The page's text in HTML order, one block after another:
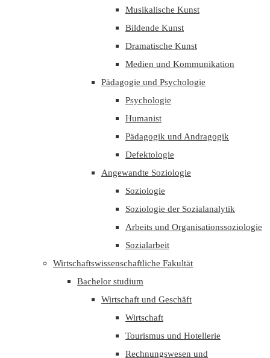
Musikalische Kunst
Bildende Kunst
Dramatische Kunst
Medien und Kommunikation
Pädagogie und Psychologie
Psychologie
Humanist
Pädagogik und Andragogik
Defektologie
Angewandte Soziologie
Soziologie
Soziologie der Sozialanalytik
Arbeits und Organisationssoziologie
Sozialarbeit
Wirtschaftswissenschaftliche Fakultät
Bachelor studium
Wirtschaft und Geschäft
Wirtschaft
Tourismus und Hotellerie
Rechnungswesen und